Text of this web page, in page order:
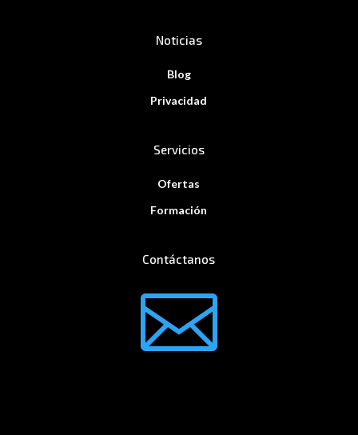
Noticias
Blog
Privacidad
Servicios
Ofertas
Formación
Contáctanos
